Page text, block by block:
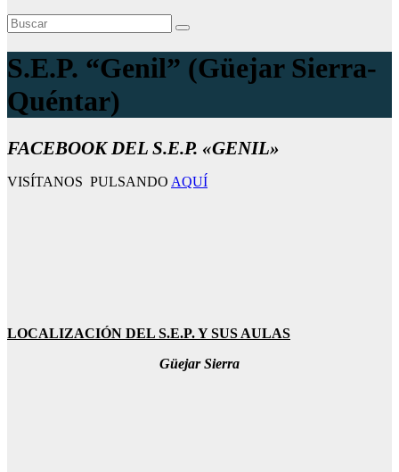
S.E.P. “Genil” (Güejar Sierra-
Quéntar)
FACEBOOK DEL S.E.P. «GENIL»
VISÍTANOS PULSANDO AQUÍ
LOCALIZACIÓN DEL S.E.P. Y SUS AULAS
Güejar Sierra